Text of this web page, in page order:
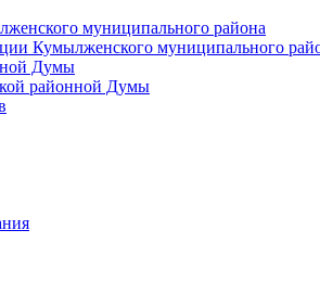
муниципального района
Кумылженского муниципального
Думы
районной Думы